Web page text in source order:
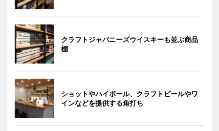
クラフトジャパニーズウイスキーも並ぶ商品
棚
ショットやハイボール、クラフトビールやワ
インなどを提供する角打ち